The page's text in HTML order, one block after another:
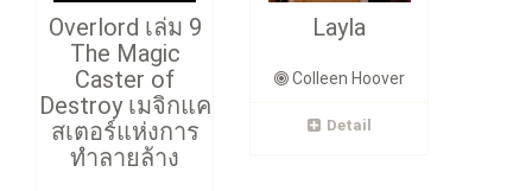
Overlord เล่ม 9
The Magic
Caster of
Destroy เมจิกแค
สเตอร์แห่งการ
ทำลายล้าง
Layla
Colleen Hoover
Detail